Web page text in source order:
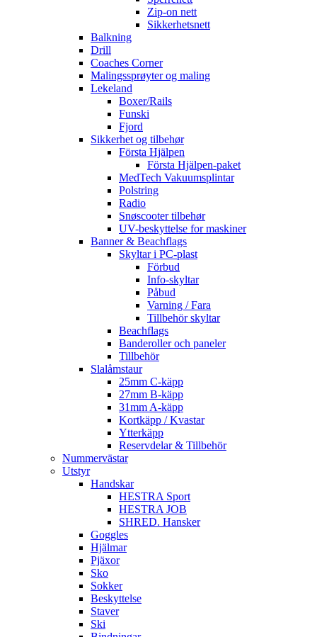
Zip-on nett
Sikkerhetsnett
Balkning
Drill
Coaches Corner
Malingssprøyter og maling
Lekeland
Boxer/Rails
Funski
Fjord
Sikkerhet og tilbehør
Första Hjälpen
Första Hjälpen-paket
MedTech Vakuumsplintar
Polstring
Radio
Snøscooter tilbehør
UV-beskyttelse for maskiner
Banner & Beachflags
Skyltar i PC-plast
Förbud
Info-skyltar
Påbud
Varning / Fara
Tillbehör skyltar
Beachflags
Banderoller och paneler
Tillbehör
Slalåmstaur
25mm C-käpp
27mm B-käpp
31mm A-käpp
Kortkäpp / Kvastar
Ytterkäpp
Reservdelar & Tillbehör
Nummervästar
Utstyr
Handskar
HESTRA Sport
HESTRA JOB
SHRED. Hansker
Goggles
Hjälmar
Pjäxor
Sko
Sokker
Beskyttelse
Staver
Ski